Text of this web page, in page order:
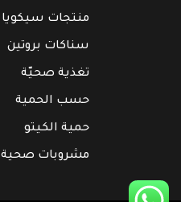
منتجات سيكويا
سناكات بروتين
تغذية صحيّة
حسب الحمية
حمية الكيتو
مشروبات صحية